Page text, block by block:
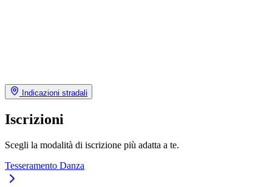
Indicazioni stradali
Iscrizioni
Scegli la modalità di iscrizione più adatta a te.
Tesseramento Danza